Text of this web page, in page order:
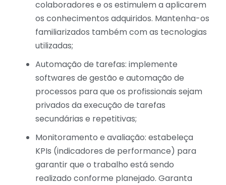
colaboradores e os estimulem a aplicarem
os conhecimentos adquiridos. Mantenha-os
familiarizados também com as tecnologias
utilizadas;
Automação de tarefas: implemente
softwares de gestão e automação de
processos para que os profissionais sejam
privados da execução de tarefas
secundárias e repetitivas;
Monitoramento e avaliação: estabeleça
KPIs (indicadores de performance) para
garantir que o trabalho está sendo
realizado conforme planejado. Garanta